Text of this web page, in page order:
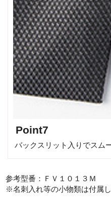
Point7
バックスリット入りでスム
参考型番：ＦＶ１０１３Ｍ
※名刺入れ等の小物類は付属し